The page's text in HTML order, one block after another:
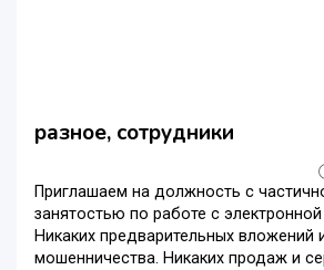
разное, сотрудники
Приглашаем на должность с
занятостью по работе с
Никаких предварительных вложений
мошенничества. Никаких продаж и